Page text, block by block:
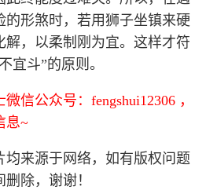
的形煞时，若用狮子坐镇来硬
解，以柔制刚为宜。这样才符
宜斗”的原则。
信公众号：fengshui12306 ，
息~
均来源于网络，如有版权问题
除，谢谢！